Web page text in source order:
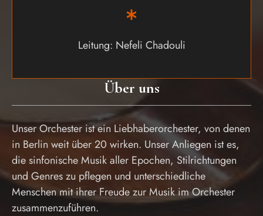
Über uns
Unser Orchester ist ein Liebhaberorchester, von denen
in Berlin weit über 20 wirken. Unser Anliegen ist es,
die sinfonische Musik aller Epochen, Stilrichtungen
und Genres zu pflegen und unterschiedliche
Menschen mit ihrer Freude zur Musik im Orchester
zusammenzuführen.
Leitung: Nefeli Chadouli